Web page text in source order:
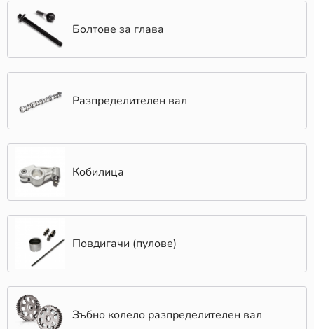
Болтове за глава
Разпределителен вал
Кобилица
Повдигачи (пулове)
Зъбно колело разпределителен вал